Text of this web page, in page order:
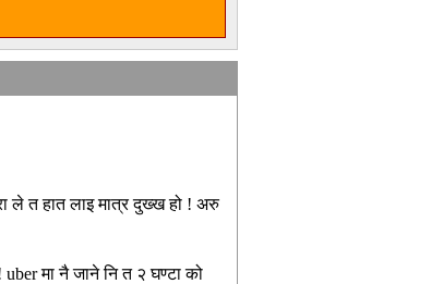
ले त हात लाइ मात्र दुख्ख हो ! अरु
मा नै जाने नि त २ घण्टा को